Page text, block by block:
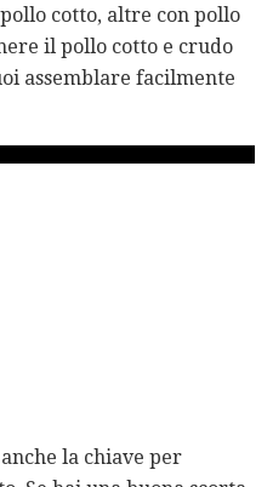
cotto, altre con pollo
il pollo cotto e crudo
assemblare facilmente
la chiave per